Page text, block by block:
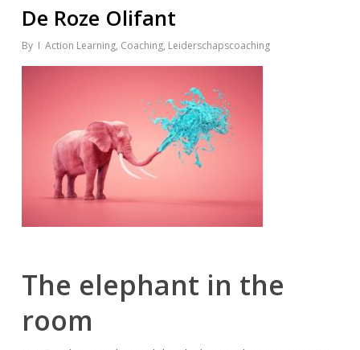
De Roze Olifant
By Action Learning, Coaching, Leiderschapscoaching
The elephant in the
room